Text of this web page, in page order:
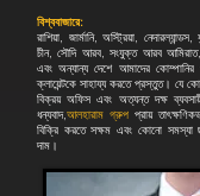
বিশ্ববাজারে:
রাশিয়া, জার্মানি, অস্ট্রিয়া,
চীন, সৌদি আরব, সংযুক্ত আরব আমিরাত,
এবং অন্যান্য দেশে আমাদের
ক্লায়েন্টকে সাহায্য করতে প্রস্তুত। যে
বিক্রয় অফিস এবং অত্যন্ত দক্ষ
ধন্যবাদ,আলহারাম গ্রুপ প্রায়
বিক্রি করতে সক্ষম এবং কোনো সমস্যা
দাম।